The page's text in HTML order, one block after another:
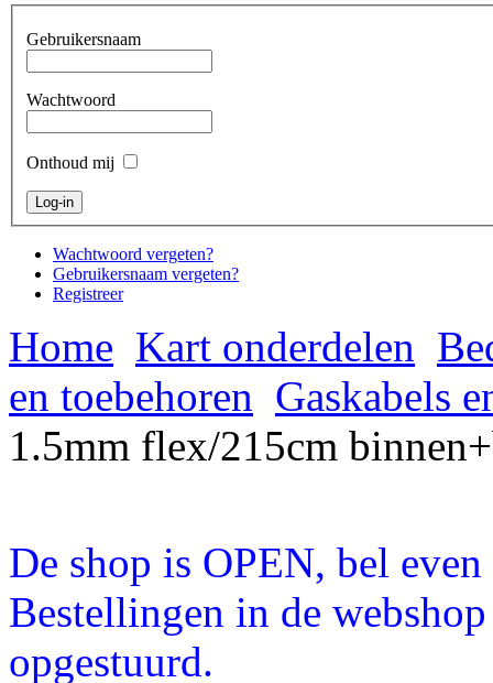
Gebruikersnaam
Wachtwoord
Onthoud mij
Wachtwoord vergeten?
Gebruikersnaam vergeten?
Registreer
Home Kart onderdelen
en toebehoren Gaskabels
1.5mm flex/215cm
De shop is OPEN, bel
Bestellingen in de
opgestuurd.